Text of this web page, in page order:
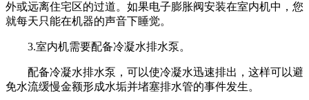
外或远离住宅区的过道。如果电子膨胀阀安装在室内机中，您
就每天只能在机器的声音下睡觉。
3.室内机需要配备冷凝水排水泵。
配备冷凝水排水泵，可以使冷凝水迅速排出，这样可以避
免水流缓慢金额形成水垢并堵塞排水管的事件发生。